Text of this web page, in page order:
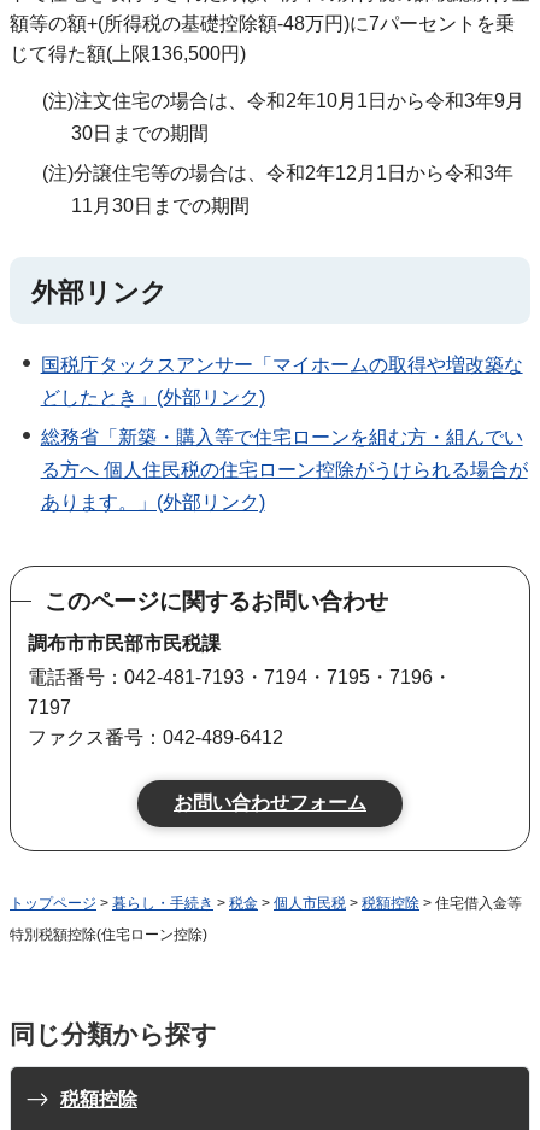
額等の額+(所得税の基礎控除額-48万円)に7パーセントを乗
じて得た額(上限136,500円)
(注)注文住宅の場合は、令和2年10月1日から令和3年9月
30日までの期間
(注)分譲住宅等の場合は、令和2年12月1日から令和3年
11月30日までの期間
外部リンク
国税庁タックスアンサー「マイホームの取得や増改築な
どしたとき」(外部リンク)
総務省「新築・購入等で住宅ローンを組む方・組んでい
る方へ 個人住民税の住宅ローン控除がうけられる場合が
あります。」(外部リンク)
このページに関するお問い合わせ
調布市市民部市民税課
電話番号：042-481-7193・7194・7195・7196・
7197
ファクス番号：042-489-6412
トップページ > 暮らし・手続き > 税金 > 個人市民税 > 税額控除 > 住宅借入金等
特別税額控除(住宅ローン控除)
同じ分類から探す
税額控除